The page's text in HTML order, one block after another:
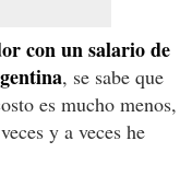
con un salario de
, se sabe que
es mucho menos,
y a veces he